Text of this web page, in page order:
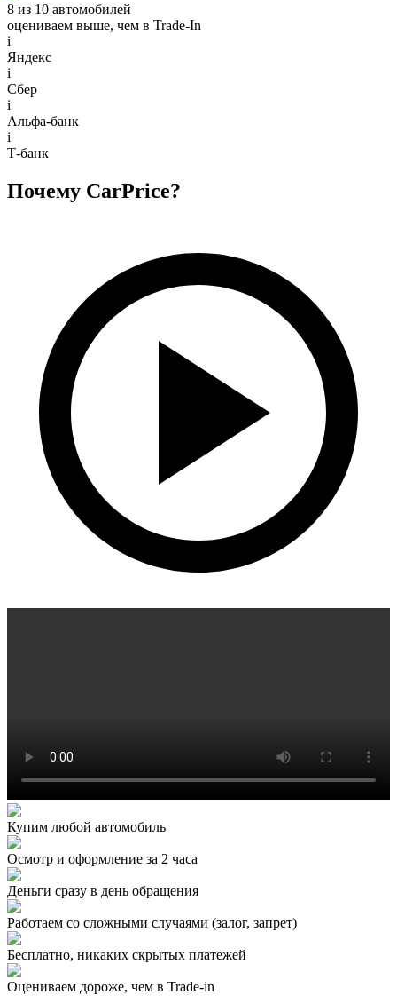
8 из 10 автомобилей
оцениваем выше, чем в Trade‑In
i
Яндекс
i
Сбер
i
Альфа-банк
i
Т-банк
Почему CarPrice?
Купим любой автомобиль
Осмотр и оформление за 2 часа
Деньги сразу в день обращения
Работаем со сложными случаями (залог, запрет)
Бесплатно, никаких скрытых платежей
Оцениваем дороже, чем в Trade‑in